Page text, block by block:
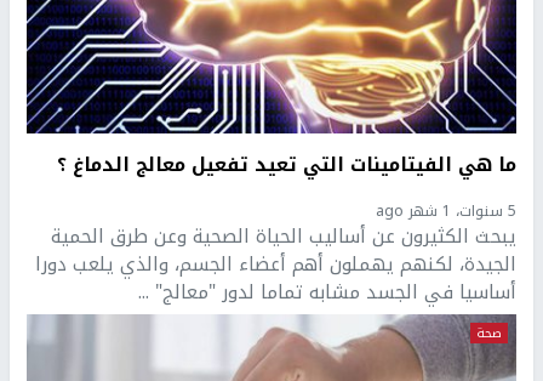
ما هي الفيتامينات التي تعيد تفعيل معالج الدماغ ؟
5 سنوات، 1 شهر ago
يبحث الكثيرون عن أساليب الحياة الصحية وعن طرق الحمية
الجيدة، لكنهم يهملون أهم أعضاء الجسم، والذي يلعب دورا
أساسيا في الجسد مشابه تماما لدور "معالج" ...
صحة